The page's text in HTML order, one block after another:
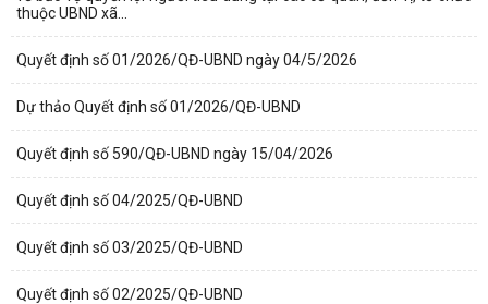
thuộc UBND xã...
Quyết định số 01/2026/QĐ-UBND ngày 04/5/2026
Dự thảo Quyết định số 01/2026/QĐ-UBND
Quyết định số 590/QĐ-UBND ngày 15/04/2026
Quyết định số 04/2025/QĐ-UBND
Quyết định số 03/2025/QĐ-UBND
Quyết định số 02/2025/QĐ-UBND